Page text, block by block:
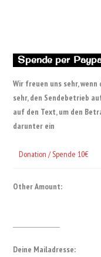
Spende per
Wir freuen uns sehr,
sehr, den Sendebetrieb
auf den Text, um den
darunter ein
Other Amount:
Deine Mailadresse: